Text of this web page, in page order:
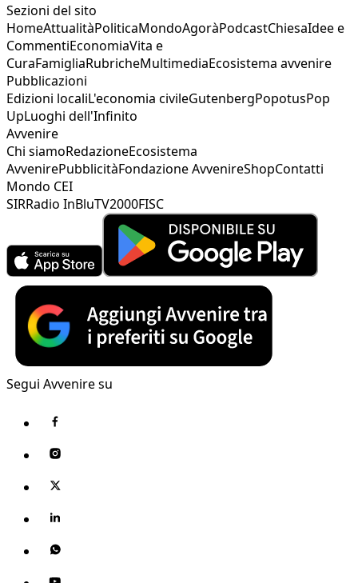
Sezioni del sito
HomeAttualitàPoliticaMondoAgoràPodcastChiesaIdee e
CommentiEconomiaVita e
CuraFamigliaRubricheMultimediaEcosistema avvenire
Pubblicazioni
Edizioni localiL'economia civileGutenbergPopotusPop
UpLuoghi dell'Infinito
Avvenire
Chi siamoRedazioneEcosistema
AvvenirePubblicitàFondazione AvvenireShopContatti
Mondo CEI
SIRRadio InBluTV2000FISC
Segui Avvenire su